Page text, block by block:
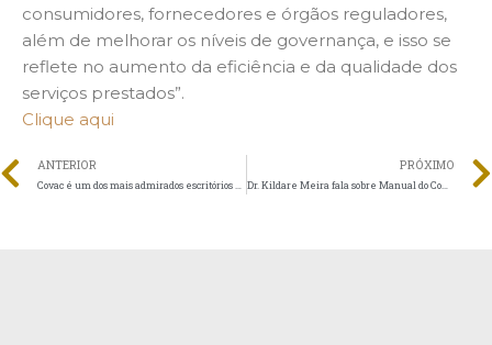
consumidores, fornecedores e órgãos reguladores,
além de melhorar os níveis de governança, e isso se
reflete no aumento da eficiência e da qualidade dos
serviços prestados”.
Clique aqui
ANTERIOR PRÓXIMO
Dr. Kildare Meira fala sobre Manual do Compliance para o Terceiro Setor